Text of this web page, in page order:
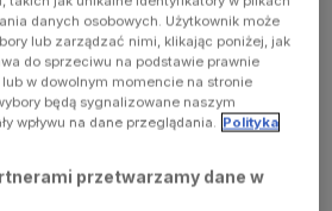
danych osobowych. Użytkownik może
lub zarządzać nimi, klikając poniżej, jak
do sprzeciwu na podstawie prawnie
w dowolnym momencie na stronie
będą sygnalizowane naszym
wpływu na dane przeglądania. Polityka
przetwarzamy dane w